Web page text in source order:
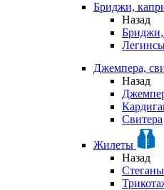
Бриджи,
Назад
Бриджи,
Джемпера,
Назад
Свитера
Жилеты
Назад